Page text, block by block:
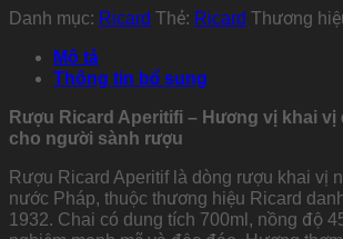
Danh mục: Ricard Thẻ: Ricard Thương
Mô tả
Thông tin bổ sung
Rượu Ricard Aperitifi – Hương vị khai vị
cho người sành rượu
Rượu Ricard Aperitif là dòng rượu khai vị
nước Pháp, thuộc thương hiệu Ricard
1932. Chai có dung tích 700ml, nồng độ